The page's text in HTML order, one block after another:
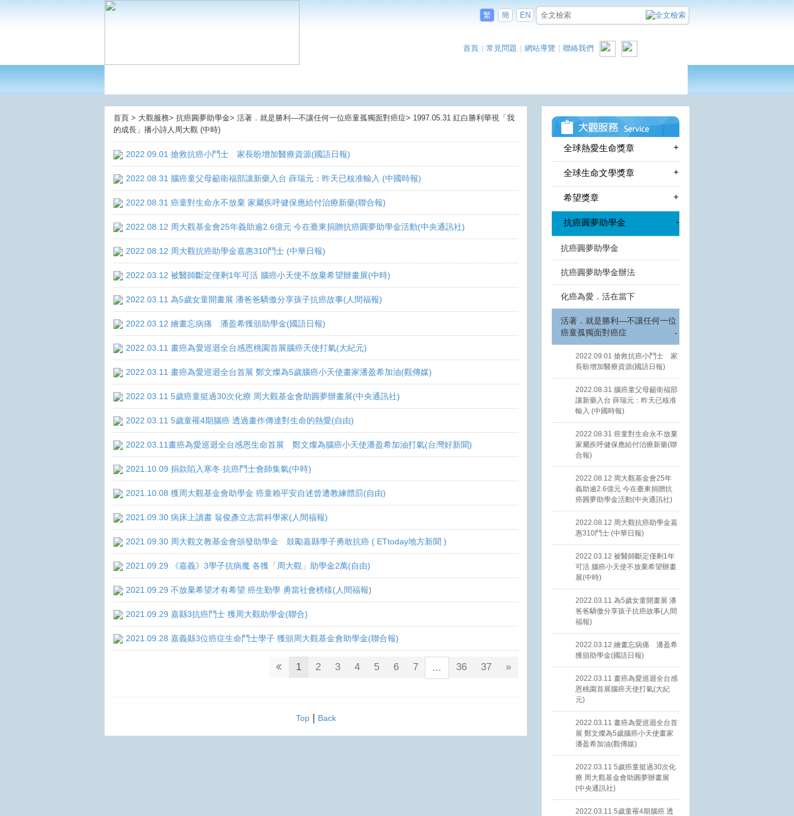
繁 簡 EN
首頁 常見問題 網站導覽 聯絡我們
首頁 > 大觀服務> 抗癌圓夢助學金> 活著．就是勝利—不讓任何一位癌童孤獨面對癌症> 1997.05.31 紅白勝利華視「我
的成長」播小詩人周大觀 (中時)
2022.09.01 搶救抗癌小鬥士 家長盼增加醫療資源(國語日報)
2022.08.31 腦癌童父母籲衛福部讓新藥入台 薛瑞元：昨天已核准輸入 (中國時報)
2022.08.31 癌童對生命永不放棄 家屬疾呼健保應給付治療新藥(聯合報)
2022.08.12 周大觀基金會25年義助逾2.6億元 今在臺東捐贈抗癌圓夢助學金活動(中央通訊社)
2022.08.12 周大觀抗癌助學金嘉惠310鬥士 (中華日報)
2022.03.12 被醫師斷定僅剩1年可活 腦癌小天使不放棄希望辦畫展(中時)
2022.03.11 為5歲女童開畫展 潘爸爸驕傲分享孩子抗癌故事(人間福報)
2022.03.12 繪畫忘病痛 潘盈希獲頒助學金(國語日報)
2022.03.11 畫癌為愛巡迴全台感恩桃園首展腦癌天使打氣(大紀元)
2022.03.11 畫癌為愛巡迴全台首展 鄭文燦為5歲腦癌小天使畫家潘盈希加油(觀傳媒)
2022.03.11 5歲癌童挺過30次化療 周大觀基金會助圓夢辦畫展(中央通訊社)
2022.03.11 5歲童罹4期腦癌 透過畫作傳達對生命的熱愛(自由)
2022.03.11畫癌為愛巡迴全台感恩生命首展 鄭文燦為腦癌小天使潘盈希加油打氣(台灣好新聞)
2021.10.09 捐款陷入寒冬 抗癌鬥士會師集氣(中時)
2021.10.08 獲周大觀基金會助學金 癌童賴平安自述曾遭教練體罰(自由)
2021.09.30 病床上讀書 翁俊彥立志當科學家(人間福報)
2021.09.30 周大觀文教基金會頒發助學金 鼓勵嘉縣學子勇敢抗癌 ( ETtoday地方新聞 )
2021.09.29 《嘉義》3學子抗病魔 各獲「周大觀」助學金2萬(自由)
2021.09.29 不放棄希望才有希望 癌生勤學 勇當社會榜樣(人間福報)
2021.09.29 嘉縣3抗癌鬥士 獲周大觀助學金(聯合)
2021.09.28 嘉義縣3位癌症生命鬥士學子 獲頒周大觀基金會助學金(聯合報)
1 2 3 4 5 6 7 ... 36 37 »
Top| Back
全球熱愛生命獎章 +
全球生命文學獎章 +
希望獎章 +
抗癌圓夢助學金 -
抗癌圓夢助學金
抗癌圓夢助學金辦法
化癌為愛．活在當下
活著．就是勝利—不讓任何一位
癌童孤獨面對癌症
-
2022.09.01 搶救抗癌小鬥士 家
長盼增加醫療資源(國語日報)
2022.08.31 腦癌童父母籲衛福部
讓新藥入台 薛瑞元：昨天已核准
輸入 (中國時報)
2022.08.31 癌童對生命永不放棄
家屬疾呼健保應給付治療新藥(聯
合報)
2022.08.12 周大觀基金會25年
義助逾2.6億元 今在臺東捐贈抗
癌圓夢助學金活動(中央通訊社)
2022.08.12 周大觀抗癌助學金嘉
惠310鬥士 (中華日報)
2022.03.12 被醫師斷定僅剩1年
可活 腦癌小天使不放棄希望辦畫
展(中時)
2022.03.11 為5歲女童開畫展 潘
爸爸驕傲分享孩子抗癌故事(人間
福報)
2022.03.12 繪畫忘病痛 潘盈希
獲頒助學金(國語日報)
2022.03.11 畫癌為愛巡迴全台感
恩桃園首展腦癌天使打氣(大紀
元)
2022.03.11 畫癌為愛巡迴全台首
展 鄭文燦為5歲腦癌小天使畫家
潘盈希加油(觀傳媒)
2022.03.11 5歲癌童挺過30次化
療 周大觀基金會助圓夢辦畫展
(中央通訊社)
2022.03.11 5歲童罹4期腦癌 透